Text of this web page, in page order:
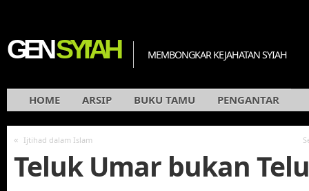
GENSYI'AH MEMBONGKAR KEJAHATAN SYIAH
HOME ARSIP BUKU TAMU PENGANTAR
« Ijtihad dalam Islam
Teluk Umar bukan